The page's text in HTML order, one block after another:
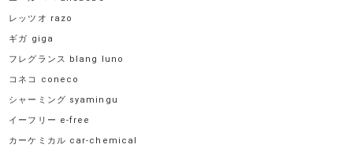
レッツオ razo
ギガ giga
フレグランス blang luno
コネコ coneco
シャーミング syamingu
イーフリー e-free
カーケミカル car-chemical